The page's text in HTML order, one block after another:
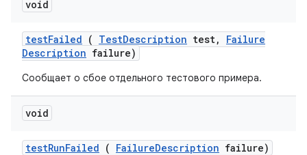
void
testFailed ( TestDescription test,
Failure
Description failure)
Сообщает о сбое отдельного тестового примера.
void
testRunFailed ( FailureDescription failure)